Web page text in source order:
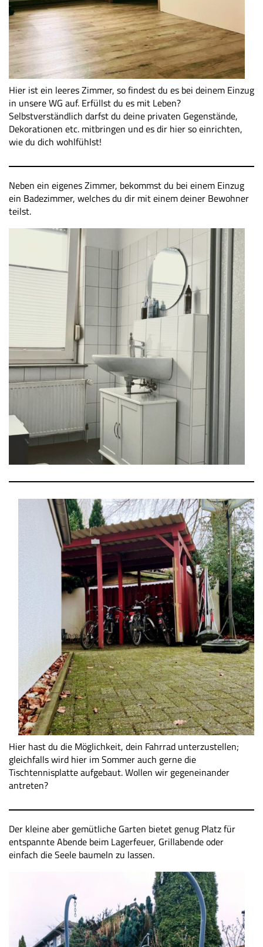
Hier ist ein leeres Zimmer, so findest du es bei deinem Einzug
in unsere WG auf. Erfüllst du es mit Leben?
Selbstverständlich darfst du deine privaten Gegenstände,
Dekorationen etc. mitbringen und es dir hier so einrichten,
wie du dich wohlfühlst!
Neben ein eigenes Zimmer, bekommst du bei einem Einzug
ein Badezimmer, welches du dir mit einem deiner Bewohner
teilst.
Hier hast du die Möglichkeit, dein Fahrrad unterzustellen;
gleichfalls wird hier im Sommer auch gerne die
Tischtennisplatte aufgebaut. Wollen wir gegeneinander
antreten?
Der kleine aber gemütliche Garten bietet genug Platz für
entspannte Abende beim Lagerfeuer, Grillabende oder
einfach die Seele baumeln zu lassen.